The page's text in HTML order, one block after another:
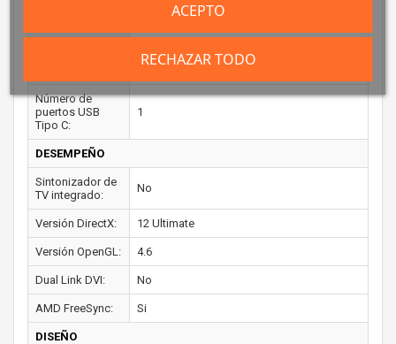
1.4a
Número de
puertos USB
Tipo C:
1
DESEMPEÑO
Sintonizador de
TV integrado:
No
Versión DirectX: 12 Ultimate
Versión OpenGL: 4.6
Dual Link DVI: No
AMD FreeSync: Si
DISEÑO
RECHAZAR TODO
ACEPTO